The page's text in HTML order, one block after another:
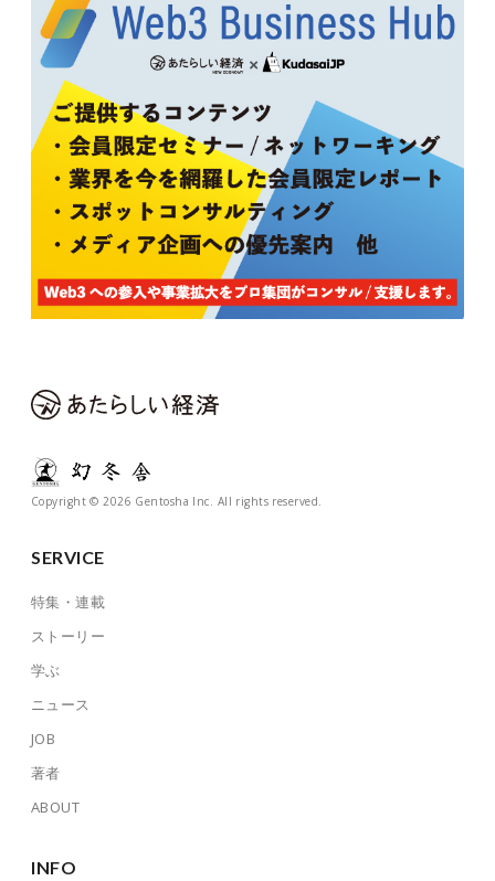
Copyright © 2026 Gentosha Inc. All rights reserved.
SERVICE
特集・連載
ストーリー
学ぶ
ニュース
JOB
著者
ABOUT
INFO